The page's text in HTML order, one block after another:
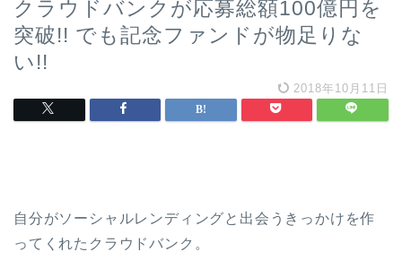
クラウドバンクが応募総額100億円を
突破!! でも記念ファンドが物足りな
い!!
2018年10月11日
自分がソーシャルレンディングと出会うきっかけを作
ってくれたクラウドバンク。